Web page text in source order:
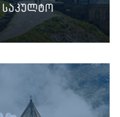
საკულტო